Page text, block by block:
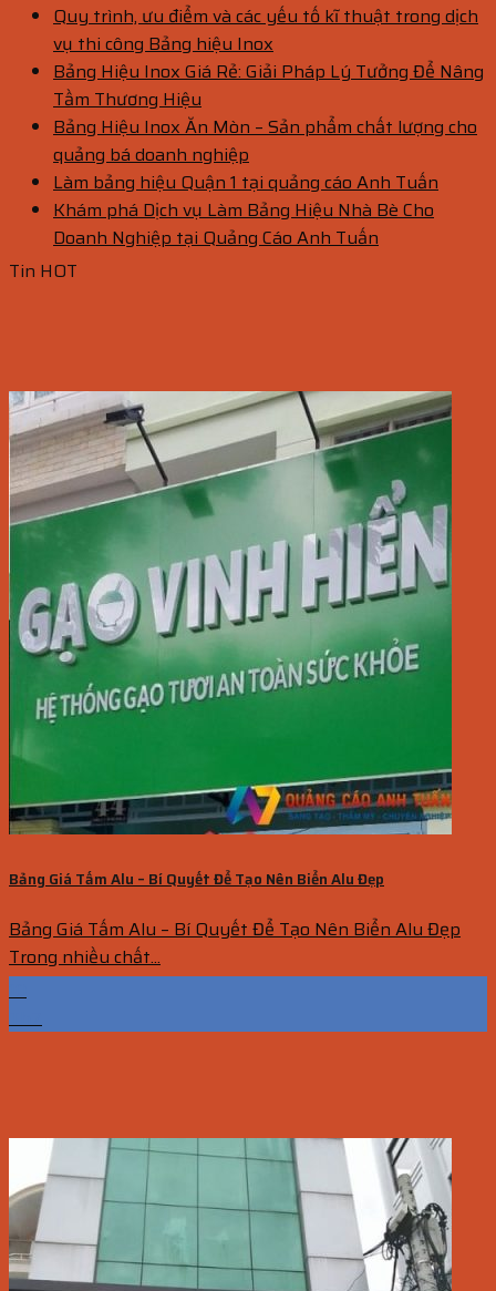
Quy trình, ưu điểm và các yếu tố kĩ thuật trong dịch
vụ thi công Bảng hiệu Inox
Bảng Hiệu Inox Giá Rẻ: Giải Pháp Lý Tưởng Để Nâng
Tầm Thương Hiệu
Bảng Hiệu Inox Ăn Mòn – Sản phẩm chất lượng cho
quảng bá doanh nghiệp
Làm bảng hiệu Quận 1 tại quảng cáo Anh Tuấn
Khám phá Dịch vụ Làm Bảng Hiệu Nhà Bè Cho
Doanh Nghiệp tại Quảng Cáo Anh Tuấn
Tin HOT
Bảng Giá Tấm Alu – Bí Quyết Để Tạo Nên Biển Alu Đẹp
Bảng Giá Tấm Alu – Bí Quyết Để Tạo Nên Biển Alu Đẹp
Trong nhiều chất...